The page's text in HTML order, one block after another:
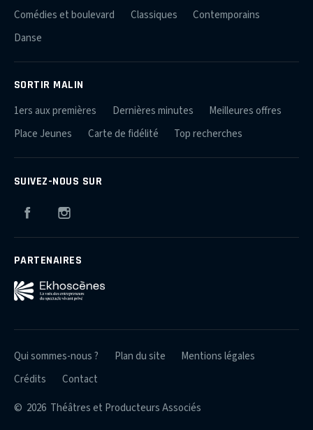
Comédies et boulevard
Classiques
Contemporains
Danse
SORTIR MALIN
1ers aux premières Dernières minutes
Meilleures offres
Place Jeunes
Carte de fidélité Top recherches
SUIVEZ-NOUS SUR
Facebook
PARTENAIRES
© 2026 Théâtres et Producteurs Associés
Qui sommes-nous ? Plan du site
Mentions légales
Crédits
Contact